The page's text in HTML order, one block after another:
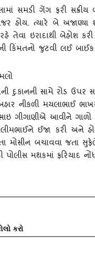
સમડી ગેંગ ફરી સક્રીય
હોય. ત્‍યારે બે
તેવા ઇરાદાથી બેહોશ
કિંમતનો જુટવી લઈ
દુકાનની સામે રોડ
નીકળી મયલાભાઈ
ગીગાણીએ આવીને
ઈજા કરી અને
મોસીન બચાવવા જતા
પોલીસ મથકમાં ફરિયાદ
કરો